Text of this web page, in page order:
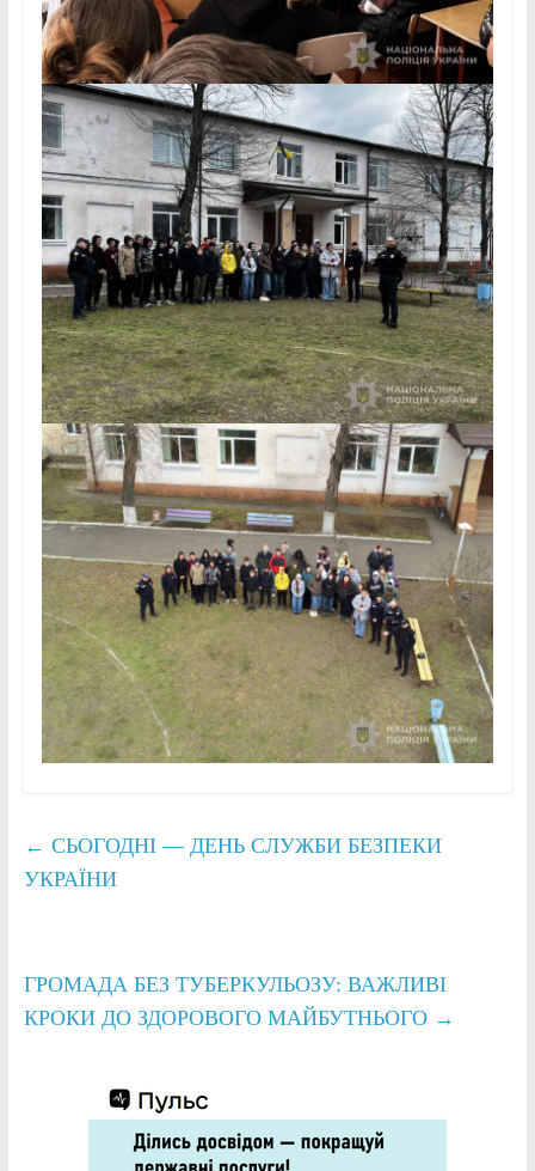
← СЬОГОДНІ — ДЕНЬ СЛУЖБИ БЕЗПЕКИ
УКРАЇНИ
ГРОМАДА БЕЗ ТУБЕРКУЛЬОЗУ: ВАЖЛИВІ
КРОКИ ДО ЗДОРОВОГО МАЙБУТНЬОГО →